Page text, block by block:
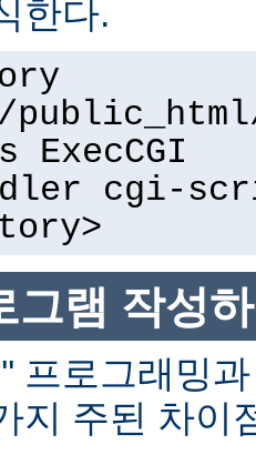
한다.
ExecCGI
cgi-
그램 작성
프로그래밍
지 주된 차이